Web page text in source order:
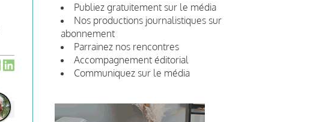
Publiez gratuitement sur le média
Nos productions journalistiques sur
abonnement
Parrainez nos rencontres
Accompagnement éditorial
Communiquez sur le média